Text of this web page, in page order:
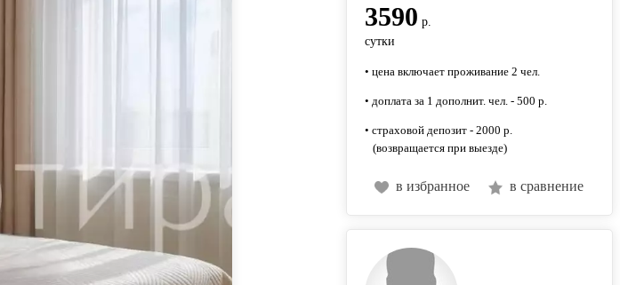
3590 р.
сутки
• цена включает проживание 2 чел.
• доплата за 1 дополнит. чел. - 500 р.
• страховой депозит - 2000 р.
(возвращается при выезде)
в избранное в сравнение